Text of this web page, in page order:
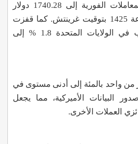
وصعد الذهب في المعاملات الفورية إلى 1740.28 دولار
للأونصة بحلول الساعة 1425 بتوقيت غرينتش. كما قفزت
في الولايات المتحدة 1.8
%إلى
من واحد بالمئة إلى أدنى مستوى في
البيانات الأميركية، مما يجعل
العملات الأخرى.